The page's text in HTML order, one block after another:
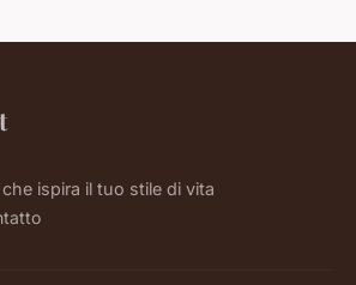
ispira il tuo stile di vita